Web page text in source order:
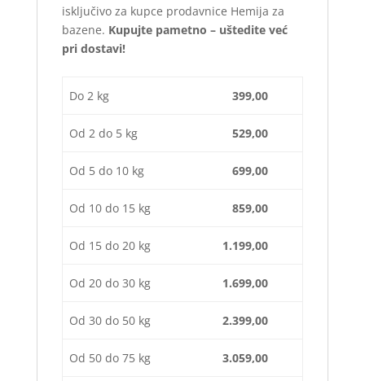
isključivo za kupce prodavnice Hemija za
bazene. Kupujte pametno – uštedite već
pri dostavi!
Do 2 kg 399,00
Od 2 do 5 kg 529,00
Od 5 do 10 kg 699,00
Od 10 do 15 kg 859,00
Od 15 do 20 kg 1.199,00
Od 20 do 30 kg 1.699,00
Od 30 do 50 kg 2.399,00
Od 50 do 75 kg 3.059,00